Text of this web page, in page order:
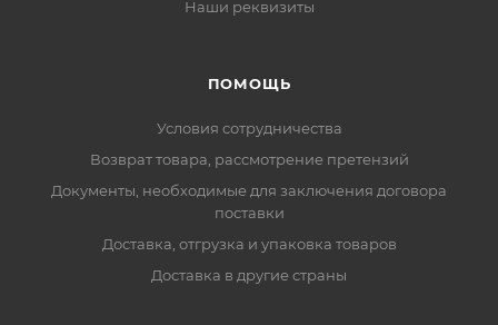
Наши реквизиты
ПОМОЩЬ
Условия сотрудничества
Возврат товара, рассмотрение претензий
Документы, необходимые для заключения договора
поставки
Доставка, отгрузка и упаковка товаров
Доставка в другие страны